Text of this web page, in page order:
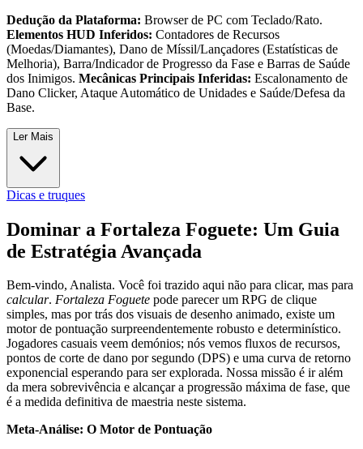
Dedução da Plataforma: Browser de PC com Teclado/Rato.
Elementos HUD Inferidos: Contadores de Recursos
(Moedas/Diamantes), Dano de Míssil/Lançadores (Estatísticas de
Melhoria), Barra/Indicador de Progresso da Fase e Barras de Saúde
dos Inimigos. Mecânicas Principais Inferidas: Escalonamento de
Dano Clicker, Ataque Automático de Unidades e Saúde/Defesa da
Base.
Ler Mais
Dicas e truques
Dominar a Fortaleza Foguete: Um Guia
de Estratégia Avançada
Bem-vindo, Analista. Você foi trazido aqui não para clicar, mas para
calcular. Fortaleza Foguete pode parecer um RPG de clique
simples, mas por trás dos visuais de desenho animado, existe um
motor de pontuação surpreendentemente robusto e determinístico.
Jogadores casuais veem demónios; nós vemos fluxos de recursos,
pontos de corte de dano por segundo (DPS) e uma curva de retorno
exponencial esperando para ser explorada. Nossa missão é ir além
da mera sobrevivência e alcançar a progressão máxima de fase, que
é a medida definitiva de maestria neste sistema.
Meta-Análise: O Motor de Pontuação